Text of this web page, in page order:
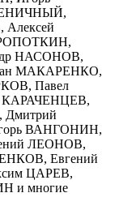
НАСОНОВ,
МАКАРЕНКО,
Павел
КАРАЧЕНЦЕВ,
ВАНГОНИН,
ЛЕОНОВ,
Евгений
ЦАРЕВ,
и многие